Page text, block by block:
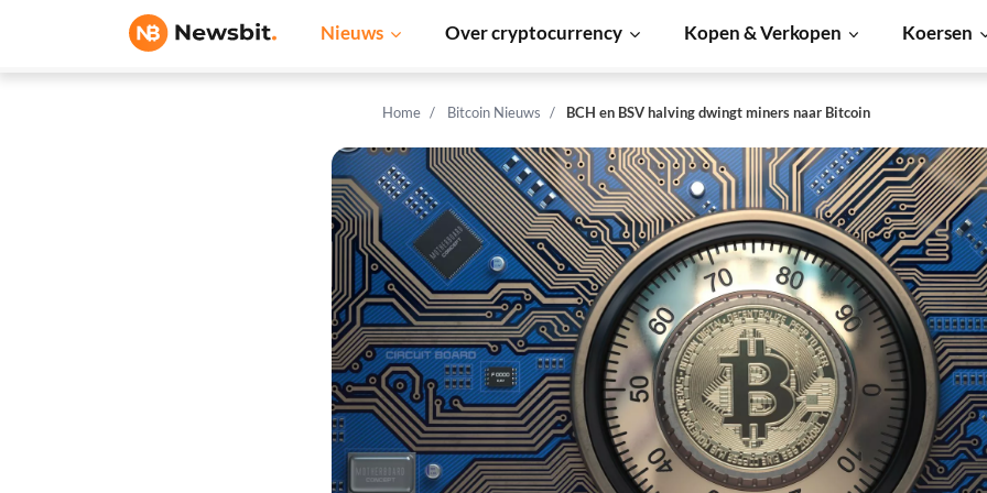
Nieuws Over cryptocurrency Kopen & Verkopen Koersen
Home Bitcoin Nieuws BCH en BSV halving dwingt miners naar Bitcoin